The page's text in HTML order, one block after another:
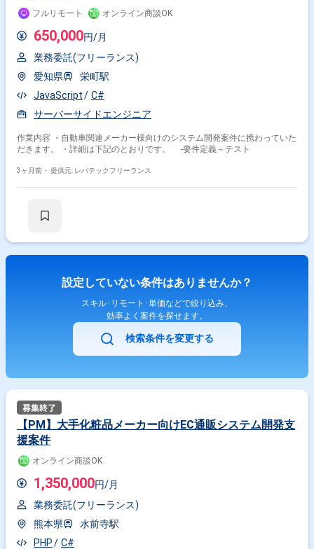
フルリモート オンライン商談OK
650,000円/月
業務委託(フリーランス)
愛知県
栄町駅
JavaScript
C#
サーバーサイドエンジニア
作業内容 ・自動車関連メーカー様向けのシステム開発案件に携わっていた
だきます。 ・詳細は下記のとおりです。 ‐要件定義～テスト
3ヶ月前・ 提供元: レバテックフリーランス
設定していない条件はありませんか？
スキル･リモート･単価などで絞り込み、
効率よく案件を探せます。
検索条件を変更する
【PM】大手化粧品メーカー向けEC通販システム開発支
援案件
オンライン商談OK
1,350,000円/月
業務委託(フリーランス)
熊本県
水前寺駅
PHP
C#